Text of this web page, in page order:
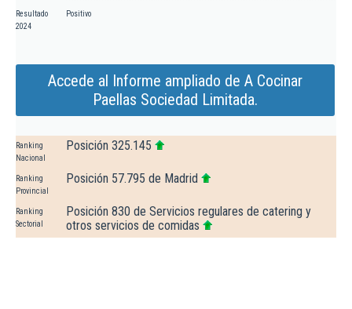
Resultado
2024
Positivo
Accede al Informe ampliado de A Cocinar
Paellas Sociedad Limitada.
Ranking
Nacional
Posición 325.145
Ranking
Provincial
Posición 57.795 de Madrid
Ranking
Sectorial
Posición 830 de Servicios regulares de catering y
otros servicios de comidas